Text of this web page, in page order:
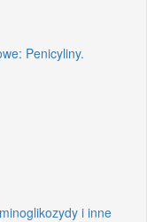
Penicyliny.
i inne